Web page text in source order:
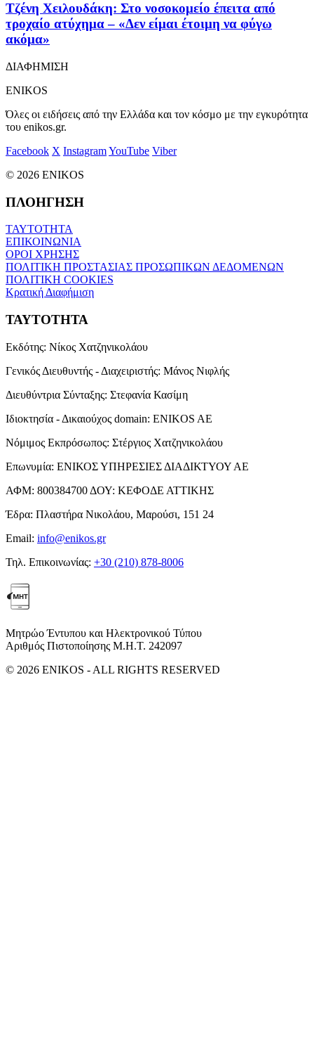
Τζένη Χειλουδάκη: Στο νοσοκομείο έπειτα από
τροχαίο ατύχημα – «Δεν είμαι έτοιμη να φύγω
ακόμα»
ΔΙΑΦΗΜΙΣΗ
ENIKOS
Όλες οι ειδήσεις από την Ελλάδα και τον κόσμο με την εγκυρότητα
του enikos.gr.
Facebook X InstagramYouTube Viber
© 2026 ENIKOS
ΠΛΟΗΓΗΣΗ
ΤΑΥΤΟΤΗΤΑ
ΕΠΙΚΟΙΝΩΝΙΑ
ΟΡΟΙ ΧΡΗΣΗΣ
ΠΟΛΙΤΙΚΗ ΠΡΟΣΤΑΣΙΑΣ ΠΡΟΣΩΠΙΚΩΝ ΔΕΔΟΜΕΝΩΝ
ΠΟΛΙΤΙΚΗ COOKIES
Κρατική Διαφήμιση
ΤΑΥΤΟΤΗΤΑ
Εκδότης: Νίκος Χατζηνικολάου
Γενικός Διευθυντής - Διαχειριστής: Μάνος Νιφλής
Διευθύντρια Σύνταξης: Στεφανία Κασίμη
Ιδιοκτησία - Δικαιούχος domain: ENIKOS AE
Νόμιμος Εκπρόσωπος: Στέργιος Χατζηνικολάου
Επωνυμία: ΕΝΙΚΟΣ ΥΠΗΡΕΣΙΕΣ ΔΙΑΔΙΚΤΥΟΥ ΑΕ
ΑΦΜ: 800384700 ΔΟΥ: ΚΕΦΟΔΕ ΑΤΤΙΚΗΣ
Έδρα: Πλαστήρα Νικολάου, Μαρούσι, 151 24
Email: info@enikos.gr
Τηλ. Επικοινωνίας: +30 (210) 878-8006
Μητρώο Έντυπου και Ηλεκτρονικού Τύπου
Αριθμός Πιστοποίησης Μ.Η.Τ. 242097
© 2026 ENIKOS - ALL RIGHTS RESERVED